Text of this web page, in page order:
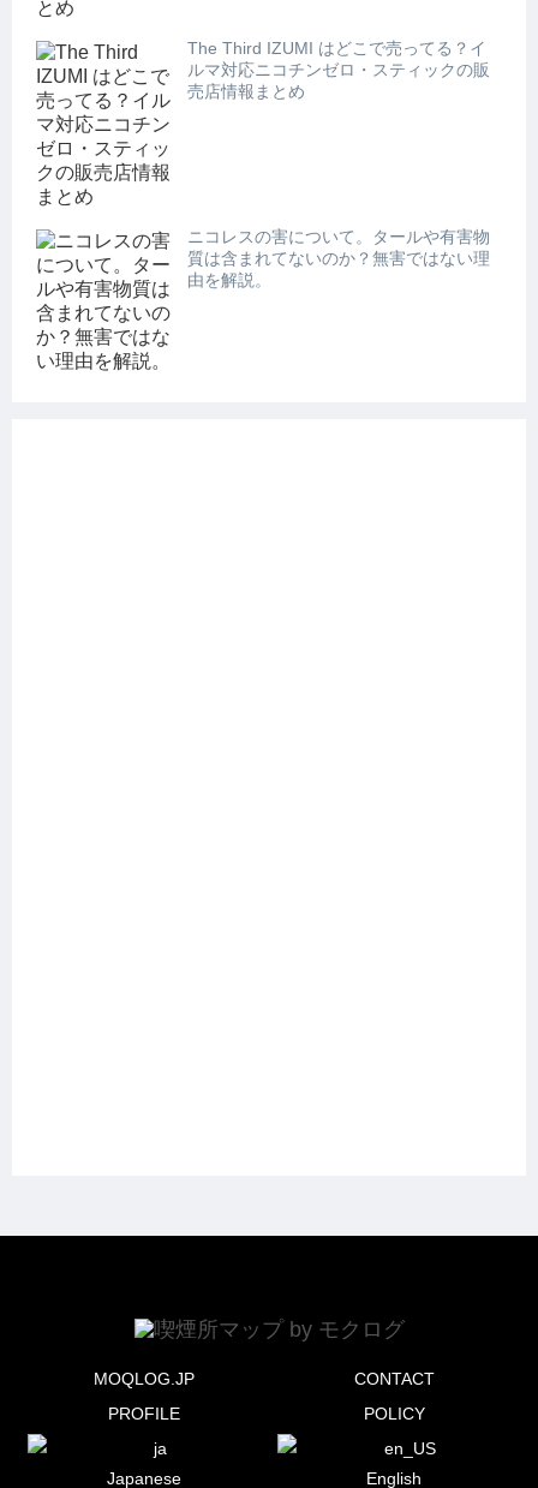
The Third IZUMI はどこで売ってる？イ
ルマ対応ニコチンゼロ・スティックの販
売店情報まとめ
ニコレスの害について。タールや有害物
質は含まれてないのか？無害ではない理
由を解説。
MOQLOG.JP
CONTACT
PROFILE
POLICY
Japanese English